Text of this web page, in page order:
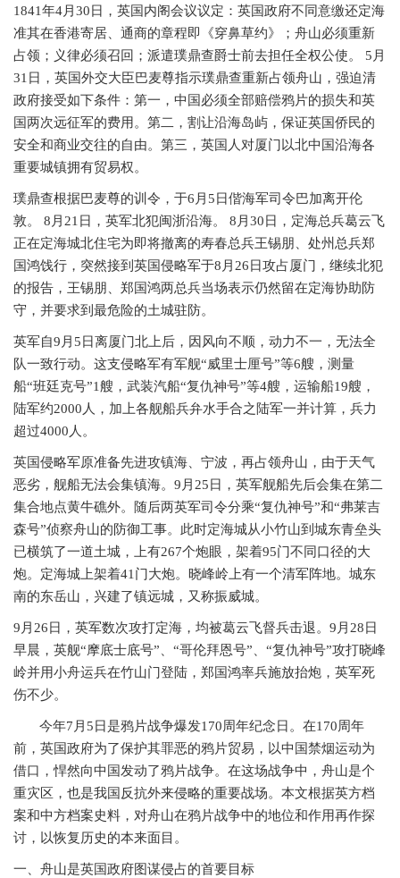
1841年4月30日，英国内阁会议议定：英国政府不同意缴还定海
准其在香港寄居、通商的章程即《穿鼻草约》；舟山必须重新
占领；义律必须召回；派遣璞鼎查爵士前去担任全权公使。 5月
31日，英国外交大臣巴麦尊指示璞鼎查重新占领舟山，强迫清
政府接受如下条件：第一，中国必须全部赔偿鸦片的损失和英
国两次远征军的费用。第二，割让沿海岛屿，保证英国侨民的
安全和商业交往的自由。第三，英国人对厦门以北中国沿海各
重要城镇拥有贸易权。
璞鼎查根据巴麦尊的训令，于6月5日偕海军司令巴加离开伦
敦。 8月21日，英军北犯闽浙沿海。 8月30日，定海总兵葛云飞
正在定海城北住宅为即将撤离的寿春总兵王锡朋、处州总兵郑
国鸿饯行，突然接到英国侵略军于8月26日攻占厦门，继续北犯
的报告，王锡朋、郑国鸿两总兵当场表示仍然留在定海协助防
守，并要求到最危险的土城驻防。
英军自9月5日离厦门北上后，因风向不顺，动力不一，无法全
队一致行动。这支侵略军有军舰“威里士厘号”等6艘，测量
船“班廷克号”1艘，武装汽船“复仇神号”等4艘，运输船19艘，
陆军约2000人，加上各舰船兵弁水手合之陆军一并计算，兵力
超过4000人。
英国侵略军原准备先进攻镇海、宁波，再占领舟山，由于天气
恶劣，舰船无法会集镇海。 9月25日，英军舰船先后会集在第二
集合地点黄牛礁外。随后两英军司令分乘“复仇神号”和“弗莱吉
森号”侦察舟山的防御工事。此时定海城从小竹山到城东青垒头
已横筑了一道土城，上有267个炮眼，架着95门不同口径的大
炮。定海城上架着41门大炮。晓峰岭上有一个清军阵地。城东
南的东岳山，兴建了镇远城，又称振威城。
9月26日，英军数次攻打定海，均被葛云飞督兵击退。9月28日
早晨，英舰“摩底士底号”、“哥伦拜恩号”、“复仇神号”攻打晓峰
岭并用小舟运兵在竹山门登陆，郑国鸿率兵施放抬炮，英军死
伤不少。
今年7月5日是鸦片战争爆发170周年纪念日。在170周年
前，英国政府为了保护其罪恶的鸦片贸易，以中国禁烟运动为
借口，悍然向中国发动了鸦片战争。在这场战争中，舟山是个
重灾区，也是我国反抗外来侵略的重要战场。本文根据英方档
案和中方档案史料，对舟山在鸦片战争中的地位和作用再作探
讨，以恢复历史的本来面目。
一、舟山是英国政府图谋侵占的首要目标